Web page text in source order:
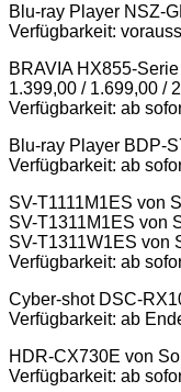
Blu-ray Player NSZ-
Verfügbarkeit:
BRAVIA HX855-
1.399,00 / 1.699,00 /
Verfügbarkeit: ab
Blu-ray Player BDP-
Verfügbarkeit: ab
SV-T1111M1ES von
SV-T1311M1ES von
SV-T1311W1ES von
Verfügbarkeit: ab
Cyber-shot DSC-
Verfügbarkeit: ab
HDR-CX730E von
Verfügbarkeit: ab